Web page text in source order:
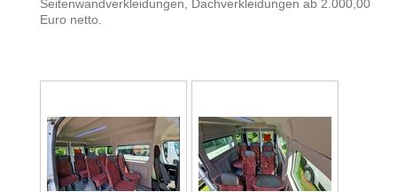
Seitenwandverkleidungen, Dachverkleidungen ab 2.000,00
Euro netto.